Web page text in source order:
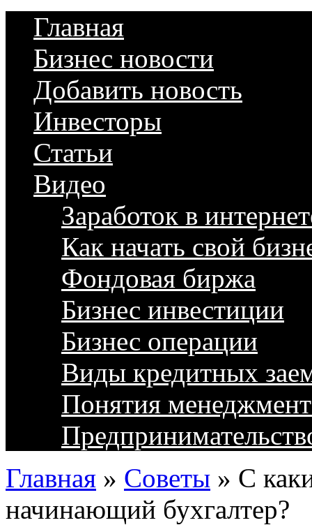
Главная
Бизнес новости
Добавить новость
Инвесторы
Статьи
Видео
Заработок в
Как начать свой
Фондовая биржа
Бизнес инвестиции
Бизнес операции
Виды кредитных
Понятия
Главная » Советы » С
начинающий бухгалтер?